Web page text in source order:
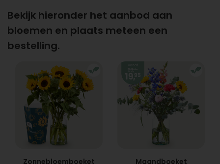
Bekijk hieronder het aanbod aan
bloemen en plaats meteen een
bestelling.
Zonnebloemboeket Maandboeket